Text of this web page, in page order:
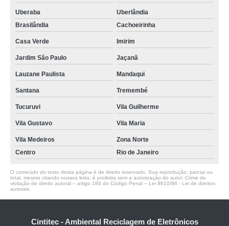
Uberaba
Uberlândia
Brasilândia
Cachoeirinha
Casa Verde Imirim
Jardim São Paulo Jaçanã
Lauzane Paulista Mandaqui
Santana Tremembé
Tucuruvi Vila Guilherme
Vila Gustavo Vila Maria
Vila Medeiros
Zona Norte
Centro
Rio de Janeiro
O conteúdo do texto desta página é de direito reservado. Sua reprodução, parcial ou
total, mesmo citando nossos links, é proibida sem a autorização do autor. Crime de
violação de direito autoral – artigo 184 do Código Penal – Lei 9610/98 - Lei de direitos
autorais
Cintitec - Ambiental Reciclagem de Eletrônicos